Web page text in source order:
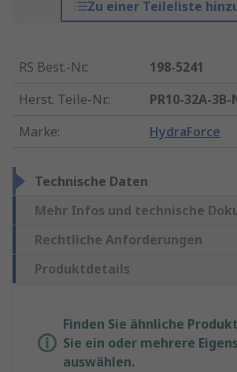
Zu einer Teileliste
RS Best.-Nr.:
198-5241
Herst. Teile-Nr.:
PR10-32A-3B-
Marke: HydraForce
Technische Daten
Mehr Infos und technische
Rechtliche Anforderungen
Produktdetails
Finden Sie ähnliche
Sie ein oder mehrere
auswählen.